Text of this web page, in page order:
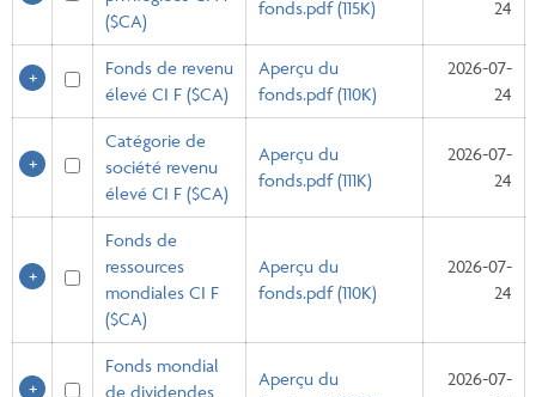
($CA)
fonds.pdf (115K) 24
Fonds de revenu
élevé CI F ($CA)
Aperçu du
fonds.pdf (110K)
2026-07-
24
Catégorie de
société revenu
élevé CI F ($CA)
Aperçu du
fonds.pdf (111K)
2026-07-
24
Fonds de
ressources
mondiales CI F
($CA)
Aperçu du
fonds.pdf (110K)
2026-07-
24
Fonds mondial
de dividendes
Aperçu du
2026-07-